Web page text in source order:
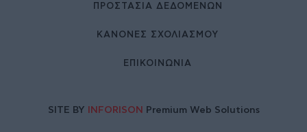
ΠΡΟΣΤΑΣΙΑ ΔΕΔΟΜΕΝΩΝ
ΚΑΝΟΝΕΣ ΣΧΟΛΙΑΣΜΟΥ
ΕΠΙΚΟΙΝΩΝΊΑ
SITE BY INFORISON Premium Web Solutions